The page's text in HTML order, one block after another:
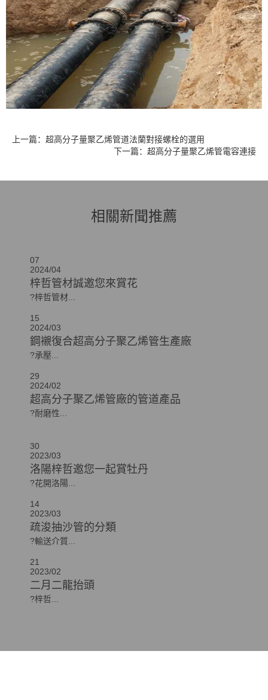
上一篇：超高分子量聚乙烯管道法蘭對接螺栓的選用
下一篇：超高分子量聚乙烯管電容連接
相關新聞推薦
07
2024/04
梓哲管材誠邀您來賞花
?梓哲管材...
15
2024/03
鋼襯復合超高分子聚乙烯管生產廠
?承壓...
29
2024/02
超高分子聚乙烯管廠的管道產品
?耐磨性...
30
2023/03
洛陽梓哲邀您一起賞牡丹
?花開洛陽...
14
2023/03
疏浚抽沙管的分類
?輸送介質...
21
2023/02
二月二龍抬頭
?梓哲...